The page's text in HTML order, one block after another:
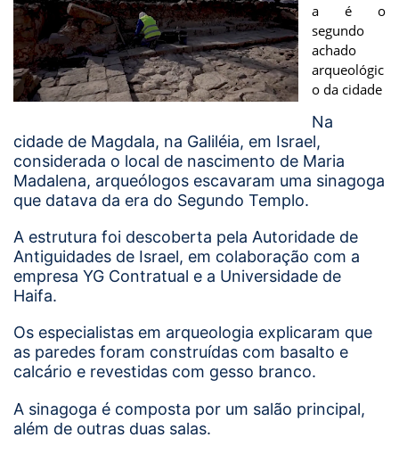
a é o
segundo
achado
arqueológic
o da cidade
Na
cidade de Magdala, na Galiléia, em Israel,
considerada o local de nascimento de Maria
Madalena, arqueólogos escavaram uma sinagoga
que datava da era do Segundo Templo.
A estrutura foi descoberta pela Autoridade de
Antiguidades de Israel, em colaboração com a
empresa YG Contratual e a Universidade de
Haifa.
Os especialistas em arqueologia explicaram que
as paredes foram construídas com basalto e
calcário e revestidas com gesso branco.
A sinagoga é composta por um salão principal,
além de outras duas salas.